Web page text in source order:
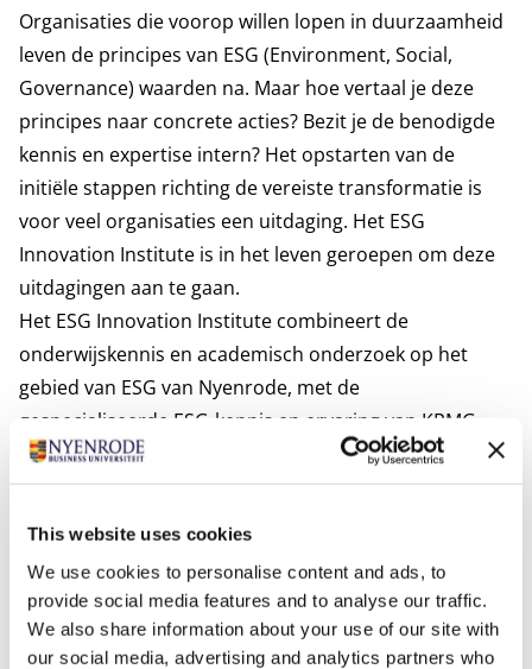
This website uses cookies
We use cookies to personalise content and ads, to
provide social media features and to analyse our traffic.
We also share information about your use of our site with
our social media, advertising and analytics partners who
Organisaties die voorop willen lopen in duurzaamheid
leven de principes van ESG (Environment, Social,
Governance) waarden na. Maar hoe vertaal je deze
principes naar concrete acties? Bezit je de benodigde
kennis en expertise intern? Het opstarten van de
initiële stappen richting de vereiste transformatie is
voor veel organisaties een uitdaging. Het ESG
Innovation Institute is in het leven geroepen om deze
uitdagingen aan te gaan.
Het ESG Innovation Institute combineert de
onderwijskennis en academisch onderzoek op het
gebied van ESG van Nyenrode, met de
gespecialiseerde ESG-kennis en ervaring van KPMG.
Deze krachtige samenwerking biedt organisaties de
mogelijkheid om op een doordachte en professionele
manier de weg naar verduurzaming te versnellen.
Het instituut stelt de nieuwste kennis, vaardigheden en
het ecosysteem op het gebied van ESG beschikbaar
voor iedereen die op een professionele en doordachte